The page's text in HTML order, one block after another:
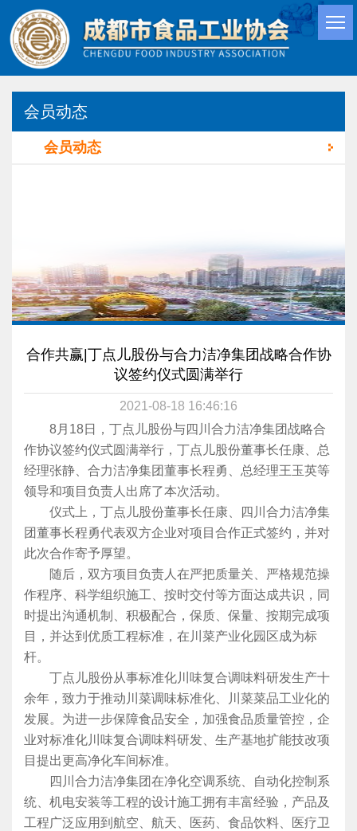
会员动态
会员动态
合作共赢|丁点儿股份与合力洁净集团战略合作协
议签约仪式圆满举行
2021-08-18 16:46:16
8月18日，丁点儿股份与四川合力洁净集团战略合
作协议签约仪式圆满举行，丁点儿股份董事长任康、总
经理张静、合力洁净集团董事长程勇、总经理王玉英等
领导和项目负责人出席了本次活动。
仪式上，丁点儿股份董事长任康、四川合力洁净集
团董事长程勇代表双方企业对项目合作正式签约，并对
此次合作寄予厚望。
随后，双方项目负责人在严把质量关、严格规范操
作程序、科学组织施工、按时交付等方面达成共识，同
时提出沟通机制、积极配合，保质、保量、按期完成项
目，并达到优质工程标准，在川菜产业化园区成为标
杆。
丁点儿股份从事标准化川味复合调味料研发生产十
余年，致力于推动川菜调味标准化、川菜菜品工业化的
发展。为进一步保障食品安全，加强食品质量管控，企
业对标准化川味复合调味料研发、生产基地扩能技改项
目提出更高净化车间标准。
四川合力洁净集团在净化空调系统、自动化控制系
统、机电安装等工程的设计施工拥有丰富经验，产品及
工程广泛应用到航空、航天、医药、食品饮料、医疗卫